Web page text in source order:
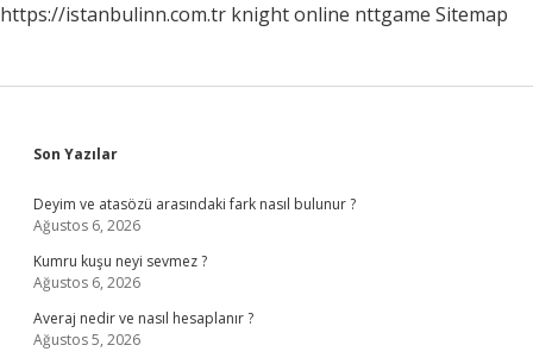
https://istanbulinn.com.tr knight online nttgame Sitemap
Sidebar
Son Yazılar
Deyim ve atasözü arasındaki fark nasıl bulunur ?
Ağustos 6, 2026
Kumru kuşu neyi sevmez ?
Ağustos 6, 2026
Averaj nedir ve nasıl hesaplanır ?
Ağustos 5, 2026